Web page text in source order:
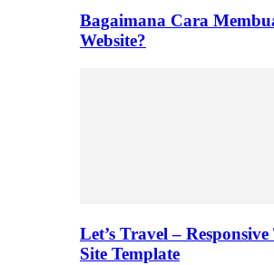
Bagaimana Cara
Website?
Let’s Travel –
Site Template